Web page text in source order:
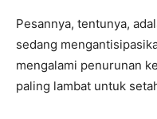
Pesannya, tentunya,
sedang
mengalami penurunan
paling lambat untuk